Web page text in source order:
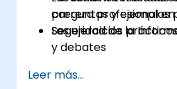
carrera profesional en
Seguridad de la
preguntas y ejemplos
Los ejercicios
y debates
Examen de Certificación
Leer más...